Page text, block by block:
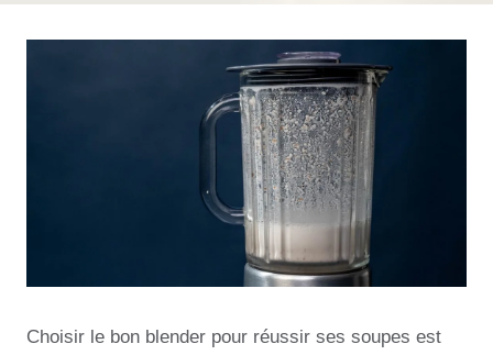
Choisir le bon blender pour réussir ses soupes est